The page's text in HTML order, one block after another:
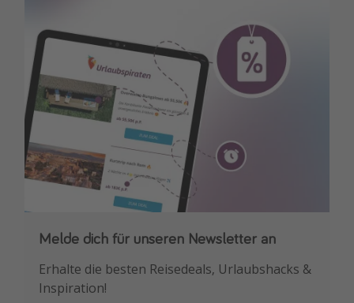
Melde dich für unseren Newsletter an
Erhalte die besten Reisedeals, Urlaubshacks &
Inspiration!
Downloade unsere App
Buche die besten Reiseschnäppchen als
Erstes.